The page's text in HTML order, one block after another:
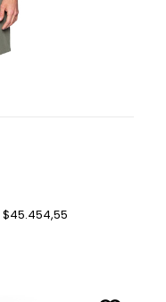
$45.454,55